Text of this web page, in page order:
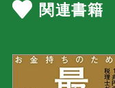
関連書籍